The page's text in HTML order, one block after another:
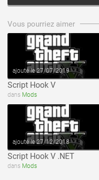
Vous pourriez aimer
ajouté le 27/07/2019
Script Hook V
dans Mods
voir ce fichier
ajouté le 27/12/2018
Script Hook V .NET
dans Mods